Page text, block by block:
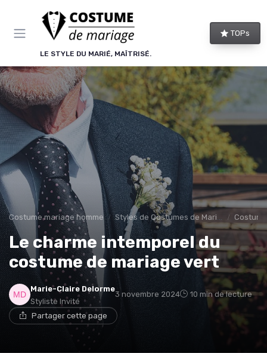
LE STYLE DU MARIÉ, MAÎTRISÉ.
TOPs
Costume mariage homme Styles de Costumes de Mariage
Le charme intemporel du
costume de mariage vert
Marie-Claire Delorme
Styliste Invité
3 novembre 2024 10 min de lecture
Partager cette page